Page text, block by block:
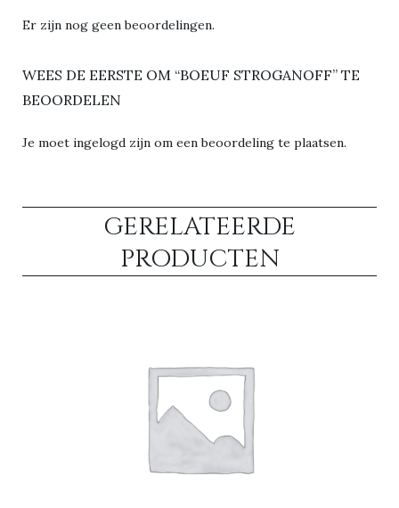
Er zijn nog geen beoordelingen.
WEES DE EERSTE OM “BOEUF STROGANOFF” TE
BEOORDELEN
Je moet ingelogd zijn om een beoordeling te plaatsen.
GERELATEERDE
PRODUCTEN